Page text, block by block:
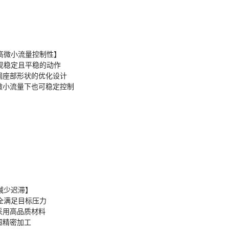
微小流量控制性】
稳定且平稳的动作
座部形状的优化设计
小流量下也可稳定控制
少迟滞】
满足目标压力
用高品质材料
精密加工